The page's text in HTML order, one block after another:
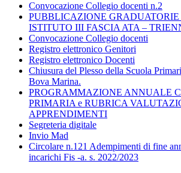
Convocazione Collegio docenti n.2
PUBBLICAZIONE
ISTITUTO III FASCIA ATA –
Convocazione Collegio docenti
Registro elettronico Genitori
Registro elettronico Docenti
Chiusura del Plesso della Scuola
Bova Marina.
PROGRAMMAZIONE ANNUALE
PRIMARIA e RUBRICA
APPRENDIMENTI
Segreteria digitale
Invio Mad
Circolare n.121 Adempimenti di fine
incarichi Fis -a. s. 2022/2023